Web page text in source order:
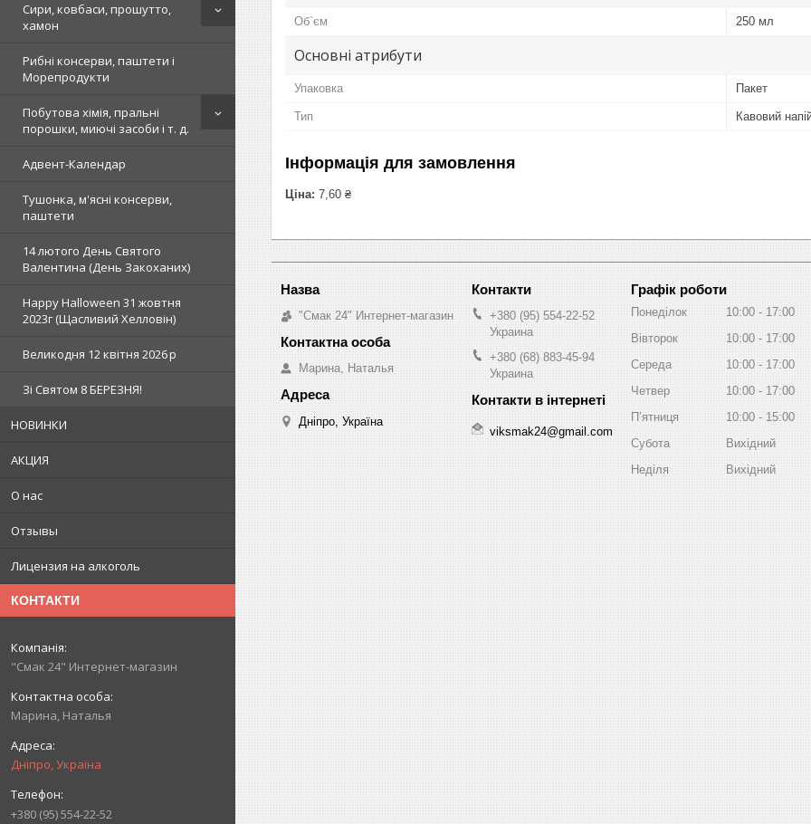
Сири, ковбаси, прошутто,
хамон
Рибні консерви, паштети і
Морепродукти
Побутова хімія, пральні
порошки, миючі засоби і т. д.
Адвент-Календар
Тушонка, м'ясні консерви,
паштети
14 лютого День Святого
Валентина (День Закоханих)
Happy Halloween 31 жовтня
2023г (Щасливий Хелловін)
Великодня 12 квітня 2026 р
Зi Святом 8 БЕРЕЗНЯ!
НОВИНКИ
АКЦИЯ
О нас
Отзывы
Лицензия на алкоголь
КОНТАКТИ
"Смак 24" Интернет-магазин
Марина, Наталья
Дніпро, Україна
+380 (95) 554-22-52
Об`єм 250 мл
Основні атрибути
Упаковка Пакет
Тип Кавовий
Інформація для замовлення
Ціна: 7,60 ₴
"Смак 24" Интернет-магазин
Марина, Наталья
Дніпро, Україна
+380 (95) 554-22-52
Украина
+380 (68) 883-45-94
Украина
viksmak24@gmail.com
Графік роботи
Понеділок 10:00
17:00
Вівторок
10:00
17:00
Середа
10:00
17:00
Четвер
10:00
17:00
Пʼятниця
10:00
15:00
Субота
Вихідний
Неділя
Вихідний